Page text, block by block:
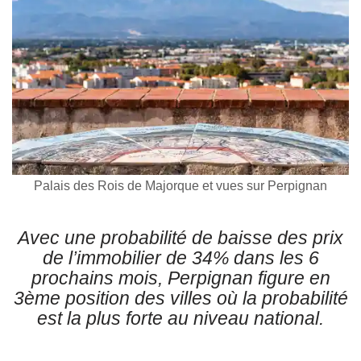
Palais des Rois de Majorque et vues sur Perpignan
Avec une probabilité de baisse des prix
de l’immobilier de 34% dans les 6
prochains mois, Perpignan figure en
3ème position des villes où la probabilité
est la plus forte au niveau national.